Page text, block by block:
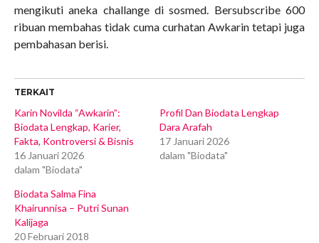
mengikuti aneka challange di sosmed. Bersubscribe 600
ribuan membahas tidak cuma curhatan Awkarin tetapi juga
pembahasan berisi.
TERKAIT
Karin Novilda “Awkarin”:
Biodata Lengkap, Karier,
Fakta, Kontroversi & Bisnis
16 Januari 2026
dalam "Biodata"
Profil Dan Biodata Lengkap
Dara Arafah
17 Januari 2026
dalam "Biodata"
Biodata Salma Fina
Khairunnisa – Putri Sunan
Kalijaga
20 Februari 2018